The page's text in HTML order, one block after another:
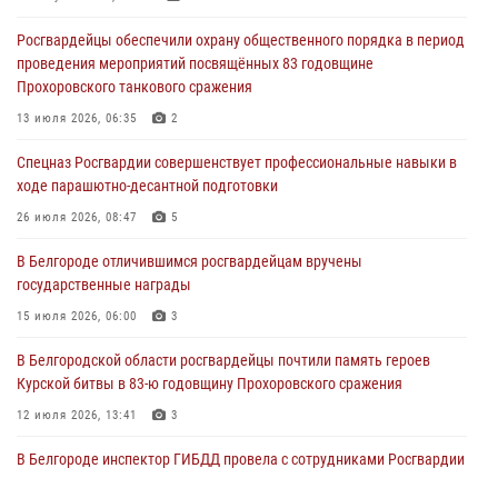
«Я расскажу вам о Герое»: история подполковника милиции в
отставке Виктора Хайрулика (видео)
03 августа 2026, 10:37
сборов «Армата» в Белгородской области
03 августа 2026, 10:12
безопасность празднования Дня воздушно-десантных войск
03 августа 2026, 08:07
Росгвардейцы обеспечили охрану общественного порядка в период
проведения мероприятий посвящённых 83 годовщине
Прохоровского танкового сражения
13 июля 2026, 06:35 2
Спецназ Росгвардии совершенствует профессиональные навыки в
ходе парашютно-десантной подготовки
26 июля 2026, 08:47 5
В Белгороде отличившимся росгвардейцам вручены
государственные награды
15 июля 2026, 06:00 3
В Белгородской области росгвардейцы почтили память героев
Курской битвы в 83-ю годовщину Прохоровского сражения
12 июля 2026, 13:41 3
В Белгороде инспектор ГИБДД провела с сотрудниками Росгвардии